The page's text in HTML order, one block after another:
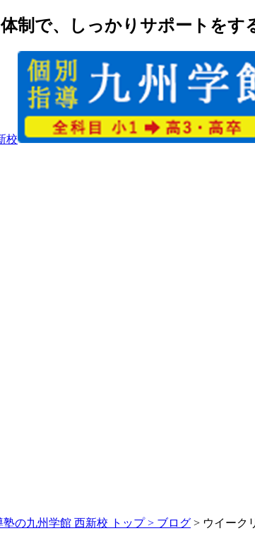
制で、しっかりサポートをす
の九州学館 西新校 トップ > ブログ > ウイーク